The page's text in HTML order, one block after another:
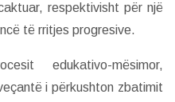
respektivisht për një
të rritjes progresive.
edukativo-mësimor,
i përkushton zbatimit